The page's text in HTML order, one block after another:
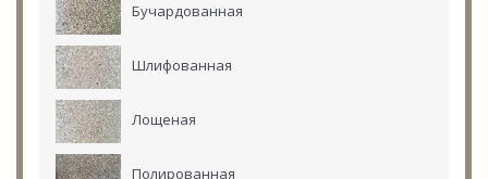
Бучардованная
Шлифованная
Лощеная
Полированная